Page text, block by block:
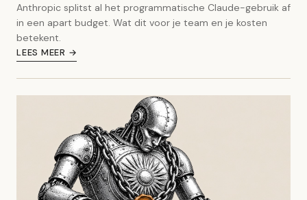
Anthropic splitst al het programmatische Claude-gebruik af
in een apart budget. Wat dit voor je team en je kosten
betekent.
LEES MEER →